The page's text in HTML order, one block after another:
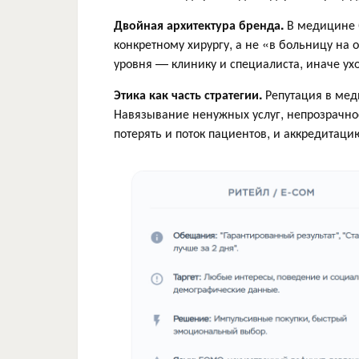
Двойная архитектура бренда. В медицине
конкретному хирургу, а не «в больницу
уровня — клинику и специалиста, иначе
Этика как часть стратегии. Репутация в
Навязывание ненужных услуг,
потерять и поток пациентов, и